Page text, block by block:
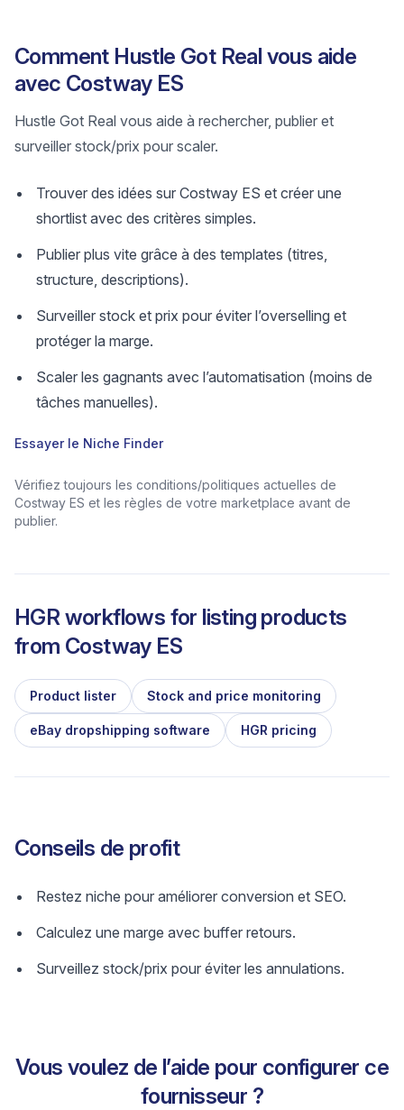
Comment Hustle Got Real vous aide
avec Costway ES
Hustle Got Real vous aide à rechercher, publier et
surveiller stock/prix pour scaler.
Trouver des idées sur Costway ES et créer une
shortlist avec des critères simples.
Publier plus vite grâce à des templates (titres,
structure, descriptions).
Surveiller stock et prix pour éviter l’overselling et
protéger la marge.
Scaler les gagnants avec l’automatisation (moins de
tâches manuelles).
Essayer le Niche Finder
Vérifiez toujours les conditions/politiques actuelles de
Costway ES et les règles de votre marketplace avant de
publier.
HGR workflows for listing products
from Costway ES
Product lister Stock and price monitoring
eBay dropshipping software HGR pricing
Conseils de profit
Restez niche pour améliorer conversion et SEO.
Calculez une marge avec buffer retours.
Surveillez stock/prix pour éviter les annulations.
Vous voulez de l’aide pour configurer ce
fournisseur ?